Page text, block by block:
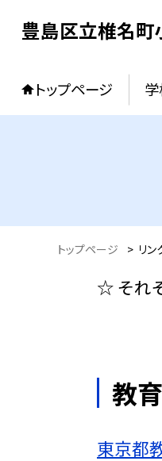
豊島区立椎名町
トップページ
トップページ > リン
☆ それ
教
東京都